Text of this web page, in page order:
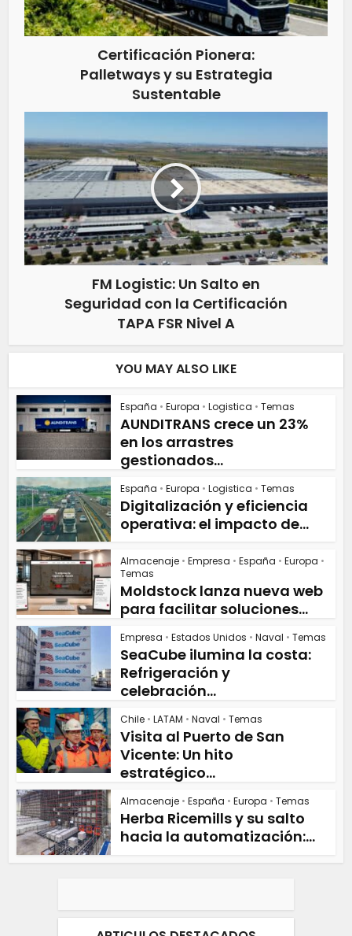
Certificación Pionera:
Palletways y su Estrategia
Sustentable
FM Logistic: Un Salto en
Seguridad con la Certificación
TAPA FSR Nivel A
YOU MAY ALSO LIKE
España • Europa • Logistica • Temas
AUNDITRANS crece un 23%
en los arrastres
gestionados...
España • Europa • Logistica • Temas
Digitalización y eficiencia
operativa: el impacto de...
Almacenaje • Empresa • España • Europa •
Temas
Moldstock lanza nueva web
para facilitar soluciones...
Empresa • Estados Unidos • Naval • Temas
SeaCube ilumina la costa:
Refrigeración y
celebración...
Chile • LATAM • Naval • Temas
Visita al Puerto de San
Vicente: Un hito
estratégico...
Almacenaje • España • Europa • Temas
Herba Ricemills y su salto
hacia la automatización:...